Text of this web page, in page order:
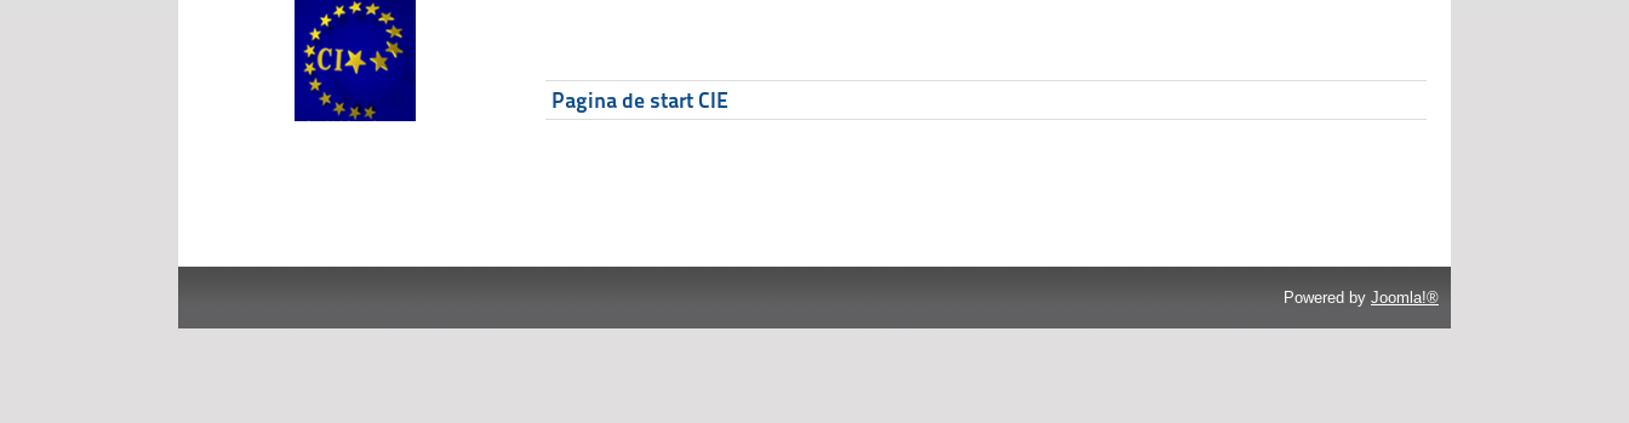
Pagina de start CIE
Powered by Joomla!®